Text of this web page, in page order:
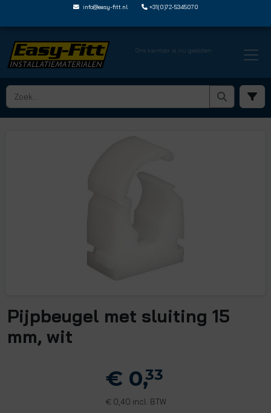
info@easy-fitt.nl +31(0)72-5345070
Ons kantoor is nu gesloten
HOME › BUISBEVESTIGING › PIJPBEUGELS MET SLUITING › TL PC15W
Pijpbeugel met sluiting 15
mm, wit
€ 0,33
€0,40 incl. BTW